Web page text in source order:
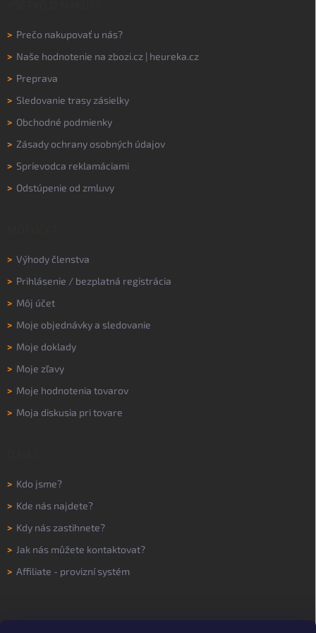
> Prečo nakupovať u nás?
> Naše hodnotenie na zbozi.cz | heureka.cz
> Preprava
> Sledovanie trasy zásielky
> Obchodné podmienky
> Zásady ochrany osobných údajov
> Sprievodca reklamáciami
> Odstúpenie od zmluvy
> Výhody členstva
> Prihlásenie / bezplatná registrácia
> Môj účet
> Moje objednávky a sledovanie
> Moje doklady
> Moje zľavy
> Moje hodnotenia tovarov
> Moja diskusia pri tovare
> Kdo jsme?
> Kde nás najdete?
> Kdy nás zastihnete?
> Jak nás můžete kontaktovat?
> Affiliate - provizní systém